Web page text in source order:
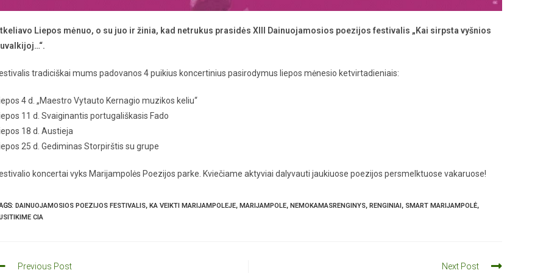
Liepos mėnuo, o su juo ir žinia, kad netrukus prasidės XIII Dainuojamosios poezijos festivalis „Kai sirpsta vyšnios
tradiciškai mums padovanos 4 puikius koncertinius pasirodymus liepos mėnesio ketvirtadieniais:
4 d. „Maestro Vytauto Kernagio muzikos keliu“
11 d. Svaiginantis portugališkasis Fado
18 d. Austieja
25 d. Gediminas Storpirštis su grupe
koncertai vyks Marijampolės Poezijos parke. Kviečiame aktyviai dalyvauti jaukiuose poezijos persmelktuose vakaruose!
: DAINUOJAMOSIOS POEZIJOS FESTIVALIS, KA VEIKTI MARIJAMPOLEJE, MARIJAMPOLE, NEMOKAMASRENGINYS, RENGINIAI , SMART MARIJAMPOLĖ,
CIA
Previous Post Next Post